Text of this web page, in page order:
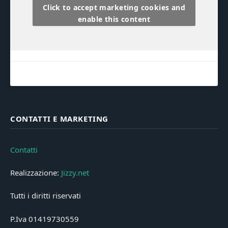
Click to accept marketing cookies and
enable this content
CONTATTI E MARKETING
Contatti
Realizzazione: Jizzy.net
Tutti i diritti riservati
P.Iva 01419730559